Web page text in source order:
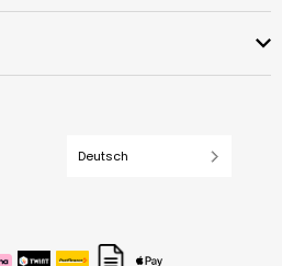
Deutsch